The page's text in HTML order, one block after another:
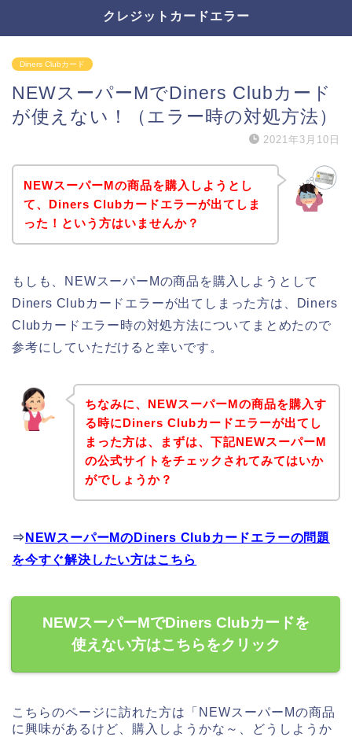
クレジットカードエラー
Diners Clubカード
NEWスーパーMでDiners Clubカード
が使えない！（エラー時の対処方法）
2021年3月10日
NEWスーパーMの商品を購入しようとし
て、Diners Clubカードエラーが出てしま
った！という方はいませんか？
もしも、NEWスーパーMの商品を購入しようとして
Diners Clubカードエラーが出てしまった方は、Diners
Clubカードエラー時の対処方法についてまとめたので
参考にしていただけると幸いです。
ちなみに、NEWスーパーMの商品を購入す
る時にDiners Clubカードエラーが出てし
まった方は、まずは、下記NEWスーパーM
の公式サイトをチェックされてみてはいか
がでしょうか？
⇒ NEWスーパーMのDiners Clubカードエラーの問題
を今すぐ解決したい方はこちら
NEWスーパーMでDiners Clubカードを
使えない方はこちらをクリック
こちらのページに訪れた方は「NEWスーパーMの商品
に興味があるけど、購入しようかな～、どうしようか